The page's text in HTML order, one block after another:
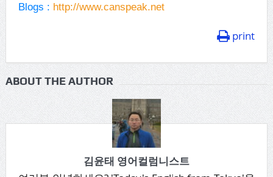
Blogs : http://www.canspeak.net
print
ABOUT THE AUTHOR
김윤태 영어컬럼니스트